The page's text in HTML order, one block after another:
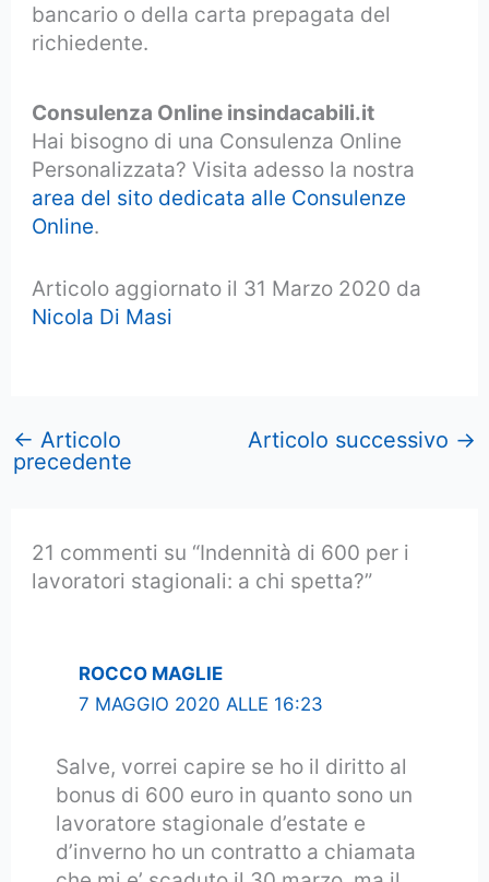
bancario o della carta prepagata del
richiedente.
Consulenza Online insindacabili.it
Hai bisogno di una Consulenza Online
Personalizzata? Visita adesso la nostra
area del sito dedicata alle Consulenze
Online.
Articolo aggiornato il 31 Marzo 2020 da
Nicola Di Masi
← Articolo
precedente
Articolo successivo →
21 commenti su “Indennità di 600 per i
lavoratori stagionali: a chi spetta?”
ROCCO MAGLIE
7 MAGGIO 2020 ALLE 16:23
Salve, vorrei capire se ho il diritto al
bonus di 600 euro in quanto sono un
lavoratore stagionale d’estate e
d’inverno ho un contratto a chiamata